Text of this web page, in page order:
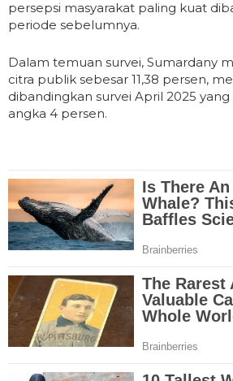
persepsi masyarakat paling kuat
periode sebelumnya.
Dalam temuan survei, Sumardany
citra publik sebesar 11,38 persen,
dibandingkan survei April 2025
angka 4 persen.